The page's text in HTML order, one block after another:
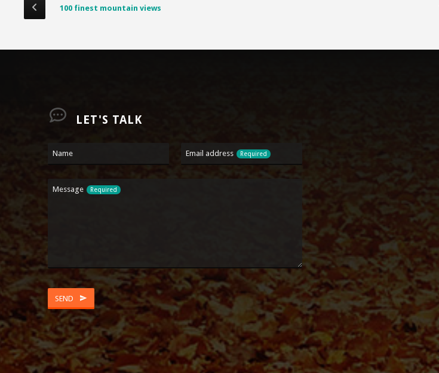
100 finest mountain views
LET'S TALK
Name Email address Required
Phone
Message Required
SEND